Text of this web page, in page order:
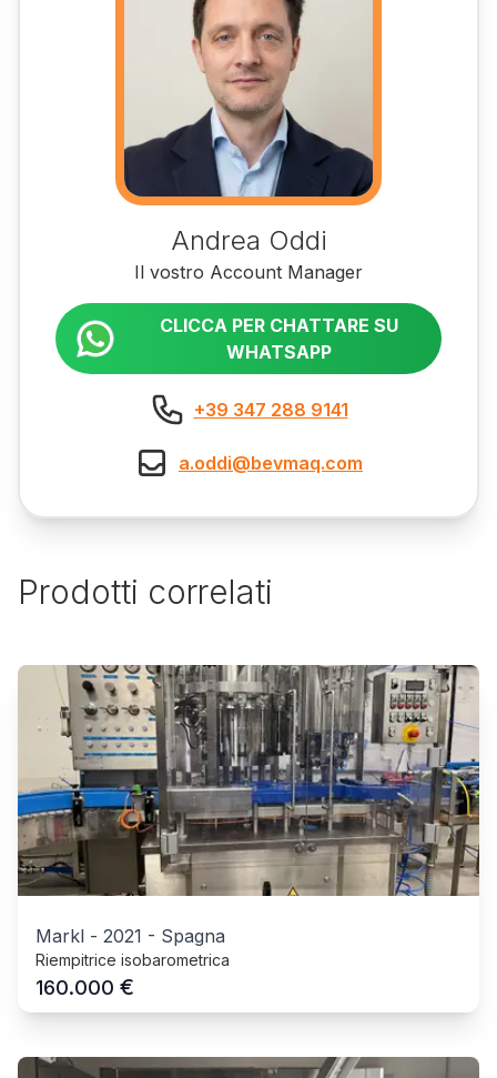
Andrea Oddi
Il vostro Account Manager
CLICCA PER CHATTARE SU
WHATSAPP
+39 347 288 9141
a.oddi@bevmaq.com
Prodotti correlati
Markl - 2021 - Spagna
Riempitrice isobarometrica
160.000 €